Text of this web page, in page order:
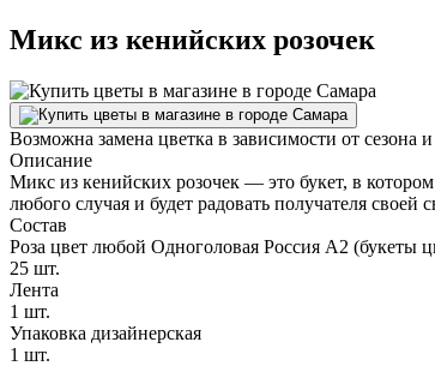
Микс из кенийских розочек
Возможна замена цветка в зависимости от сезона
Описание
Микс из кенийских розочек — это букет, в
любого случая и будет радовать получателя своей
Состав
Роза цвет любой Одноголовая Россия А2 (букеты
25 шт.
Лента
1 шт.
Упаковка дизайнерская
1 шт.